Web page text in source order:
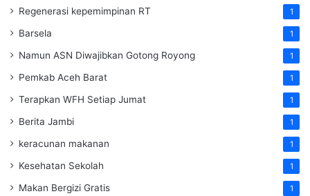
Regenerasi kepemimpinan RT 1
Barsela 1
Namun ASN Diwajibkan Gotong Royong 1
Pemkab Aceh Barat 1
Terapkan WFH Setiap Jumat 1
Berita Jambi 1
keracunan makanan 1
Kesehatan Sekolah 1
Makan Bergizi Gratis 1